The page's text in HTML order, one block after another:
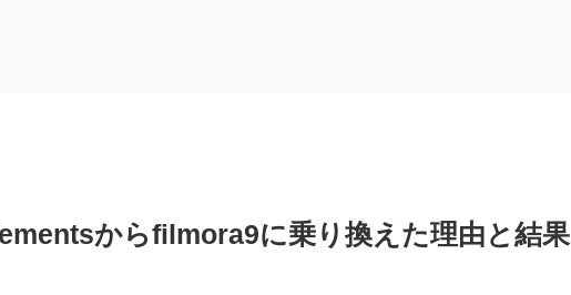
からfilmora9に乗り換えた理由と結果